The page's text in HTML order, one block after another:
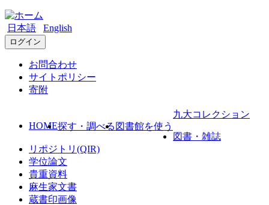
日本語 English
ログイン
お問合わせ
サイトポリシー
寄附
HOME探す・調べる 図書館を使う
九大コレクション
図書・雑誌
リポジトリ(QIR)
学位論文
貴重資料
麻生家文書
蔵書印画像